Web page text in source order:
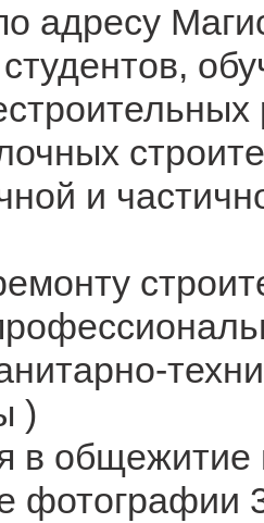
адресу
студентов,
и
)
в общежитие
фотографии